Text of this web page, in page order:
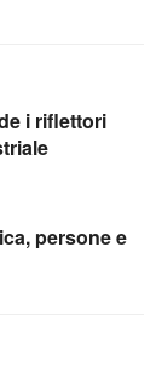
i riflettori
persone e